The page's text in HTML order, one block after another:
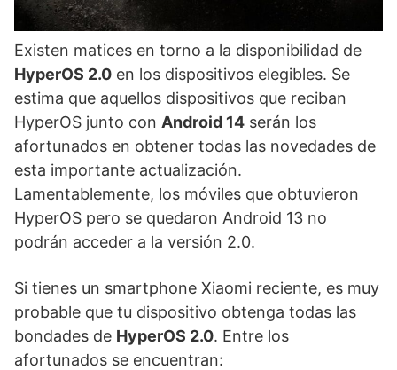
Existen matices en torno a la disponibilidad de
HyperOS 2.0 en los dispositivos elegibles. Se
estima que aquellos dispositivos que reciban
HyperOS junto con Android 14 serán los
afortunados en obtener todas las novedades de
esta importante actualización.
Lamentablemente, los móviles que obtuvieron
HyperOS pero se quedaron Android 13 no
podrán acceder a la versión 2.0.
Si tienes un smartphone Xiaomi reciente, es muy
probable que tu dispositivo obtenga todas las
bondades de HyperOS 2.0. Entre los
afortunados se encuentran: